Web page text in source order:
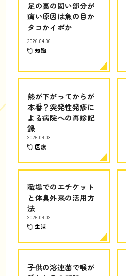
足の裏の固い部分が
痛い原因は魚の目か
タコかイボか
2026.04.06
知識
熱が下がってからが
本番？突発性発疹に
よる病院への再診記
録
2026.04.03
医療
職場でのエチケット
と体臭外来の活用方
法
2026.04.02
生活
子供の溶連菌で喉が